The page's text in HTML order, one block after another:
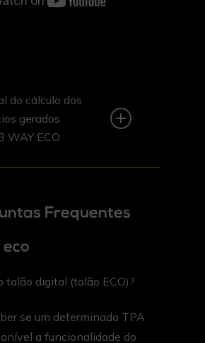
do cálculo dos
gerados
WAY ECO
ao valor total de
de talão no TPA
de Cálculo:
Frequentes
eco
talão digital (talão ECO)?
se um determinado TPA
a funcionalidade do